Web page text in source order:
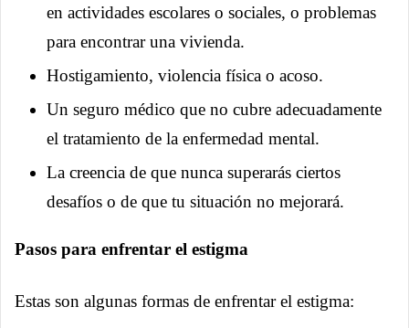
en actividades escolares o sociales, o problemas
para encontrar una vivienda.
Hostigamiento, violencia física o acoso.
Un seguro médico que no cubre adecuadamente
el tratamiento de la enfermedad mental.
La creencia de que nunca superarás ciertos
desafíos o de que tu situación no mejorará.
Pasos para enfrentar el estigma
Estas son algunas formas de enfrentar el estigma: